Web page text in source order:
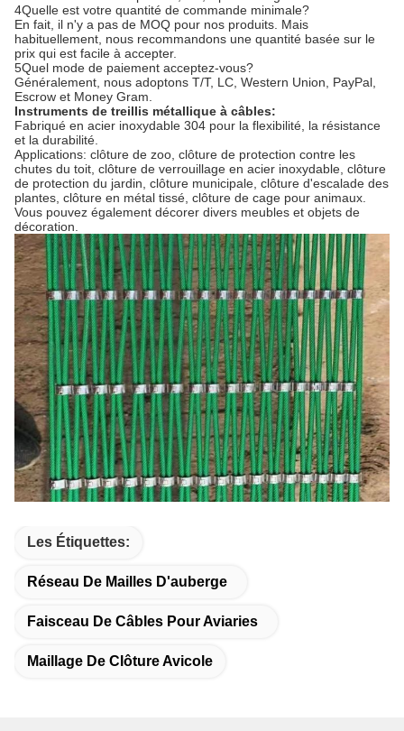
4Quelle est votre quantité de commande minimale?
En fait, il n'y a pas de MOQ pour nos produits. Mais
habituellement, nous recommandons une quantité basée sur le
prix qui est facile à accepter.
5Quel mode de paiement acceptez-vous?
Généralement, nous adoptons T/T, LC, Western Union, PayPal,
Escrow et Money Gram.
Instruments de treillis métallique à câbles:
Fabriqué en acier inoxydable 304 pour la flexibilité, la résistance
et la durabilité.
Applications: clôture de zoo, clôture de protection contre les
chutes du toit, clôture de verrouillage en acier inoxydable, clôture
de protection du jardin, clôture municipale, clôture d'escalade des
plantes, clôture en métal tissé, clôture de cage pour animaux.
Vous pouvez également décorer divers meubles et objets de
décoration.
Les Étiquettes:
Réseau De Mailles D'auberge
Faisceau De Câbles Pour Aviaries
Maillage De Clôture Avicole